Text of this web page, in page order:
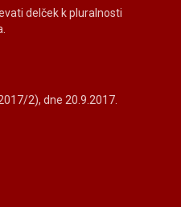
delček k pluralnosti
2), dne 20.9.2017.